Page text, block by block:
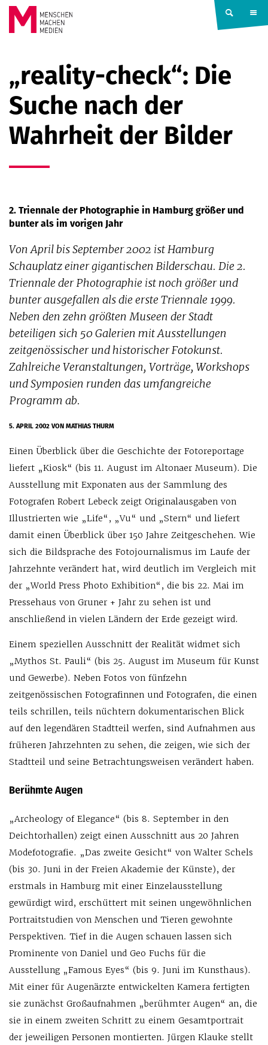
Springe zum Inhalt
MACHEN
MEDIEN
„reality-check“: Die
Suche nach der
Wahrheit der Bilder
2. Triennale der Photographie in Hamburg größer und
bunter als im vorigen Jahr
Von April bis September 2002 ist Hamburg
Schauplatz einer gigantischen Bilderschau. Die 2.
Triennale der Photographie ist noch größer und
bunter ausgefallen als die erste Triennale 1999.
Neben den zehn größten Museen der Stadt
beteiligen sich 50 Galerien mit Ausstellungen
zeitgenössischer und historischer Fotokunst.
Zahlreiche Veranstaltungen, Vorträge, Workshops
und Symposien runden das umfangreiche
Programm ab.
5. APRIL 2002VON MATHIAS THURM
Einen Überblick über die Geschichte der Fotoreportage
liefert „Kiosk“ (bis 11. August im Altonaer Museum). Die
Ausstellung mit Exponaten aus der Sammlung des
Fotografen Robert Lebeck zeigt Originalausgaben von
Illustrierten wie „Life“, „Vu“ und „Stern“ und liefert
damit einen Überblick über 150 Jahre Zeitgeschehen. Wie
sich die Bildsprache des Fotojournalismus im Laufe der
Jahrzehnte verändert hat, wird deutlich im Vergleich mit
der „World Press Photo Exhibition“, die bis 22. Mai im
Pressehaus von Gruner + Jahr zu sehen ist und
anschließend in vielen Ländern der Erde gezeigt wird.
Einem speziellen Ausschnitt der Realität widmet sich
„Mythos St. Pauli“ (bis 25. August im Museum für Kunst
und Gewerbe). Neben Fotos von fünfzehn
zeitgenössischen Fotografinnen und Fotografen, die einen
teils schrillen, teils nüchtern dokumentarischen Blick
auf den legendären Stadtteil werfen, sind Aufnahmen aus
früheren Jahrzehnten zu sehen, die zeigen, wie sich der
Stadtteil und seine Betrachtungsweisen verändert haben.
Berühmte Augen
„Archeology of Elegance“ (bis 8. September in den
Deichtorhallen) zeigt einen Ausschnitt aus 20 Jahren
Modefotografie. „Das zweite Gesicht“ von Walter Schels
(bis 30. Juni in der Freien Akademie der Künste), der
erstmals in Hamburg mit einer Einzelausstellung
gewürdigt wird, erschüttert mit seinen ungewöhnlichen
Portraitstudien von Menschen und Tieren gewohnte
Perspektiven. Tief in die Augen schauen lassen sich
Prominente von Daniel und Geo Fuchs für die
Ausstellung „Famous Eyes“ (bis 9. Juni im Kunsthaus).
Mit einer für Augenärzte entwickelten Kamera fertigten
sie zunächst Großaufnahmen „berühmter Augen“ an, die
sie in einem zweiten Schritt zu einem Gesamtportrait
der jeweiligen Personen montierten. Jürgen Klauke stellt